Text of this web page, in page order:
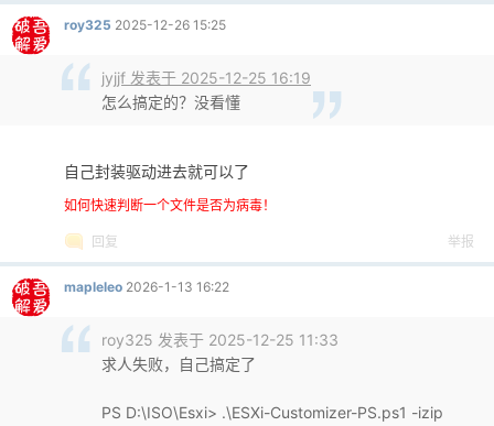
roy325 2025-12-26 15:25
jyjjf 发表于 2025-12-25 16:19
怎么搞定的？没看懂
自己封装驱动进去就可以了
如何快速判断一个文件是否为病毒！
回复 举报
mapleleo 2026-1-13 16:22
roy325 发表于 2025-12-25 11:33
求人失败，自己搞定了
PS D:\ISO\Esxi> .\ESXi-Customizer-PS.ps1 -izip